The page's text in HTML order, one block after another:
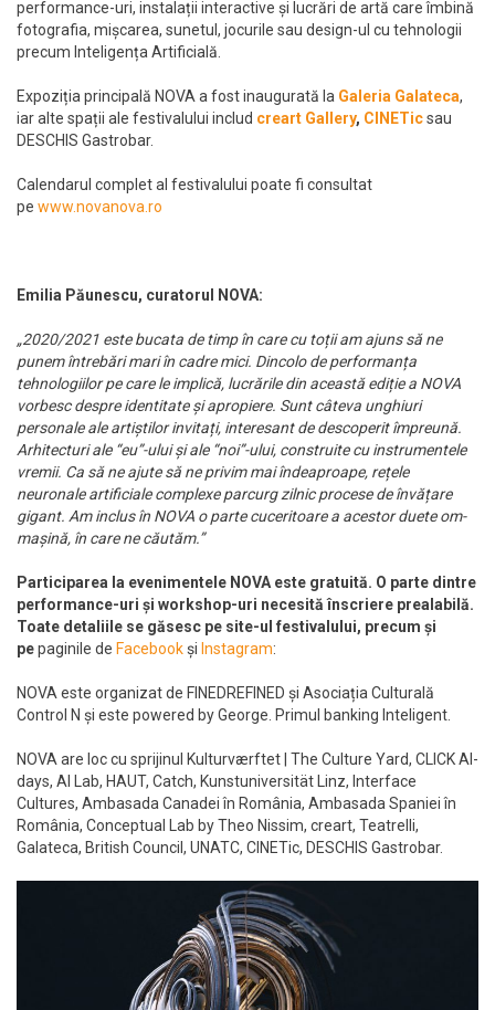
performance-uri, instalații interactive și lucrări de artă care îmbină
fotografia, mișcarea, sunetul, jocurile sau design-ul cu tehnologii
precum Inteligența Artificială.
Expoziția principală NOVA a fost inaugurată la Galeria Galateca,
iar alte spații ale festivalului includ creart Gallery, CINETicsau
DESCHIS Gastrobar.
Calendarul complet al festivalului poate fi consultat
pe www.novanova.ro
Emilia Păunescu, curatorul NOVA:
„2020/2021 este bucata de timp în care cu toții am ajuns să ne
punem întrebări mari în cadre mici. Dincolo de performanța
tehnologiilor pe care le implică, lucrările din această ediție a NOVA
vorbesc despre identitate și apropiere. Sunt câteva unghiuri
personale ale artiștilor invitați, interesant de descoperit împreună.
Arhitecturi ale “eu”-ului și ale “noi”-ului, construite cu instrumentele
vremii. Ca să ne ajute să ne privim mai îndeaproape, rețele
neuronale artificiale complexe parcurg zilnic procese de învățare
gigant. Am inclus în NOVA o parte cuceritoare a acestor duete om-
mașină, în care ne căutăm.”
Participarea la evenimentele NOVA este gratuită. O parte dintre
performance-uri și workshop-uri necesită înscriere prealabilă.
Toate detaliile se găsesc pe site-ul festivalului, precum și
pepaginile de Facebookși Instagram:
NOVA este organizat de FINEDREFINED și Asociația Culturală
Control N și este powered by George. Primul banking Inteligent.
NOVA are loc cu sprijinul Kulturværftet | The Culture Yard, CLICK AI-
days, AI Lab, HAUT, Catch, Kunstuniversität Linz, Interface
Cultures, Ambasada Canadei în România, Ambasada Spaniei în
România, Conceptual Lab by Theo Nissim, creart, Teatrelli,
Galateca, British Council, UNATC, CINETic, DESCHIS Gastrobar.